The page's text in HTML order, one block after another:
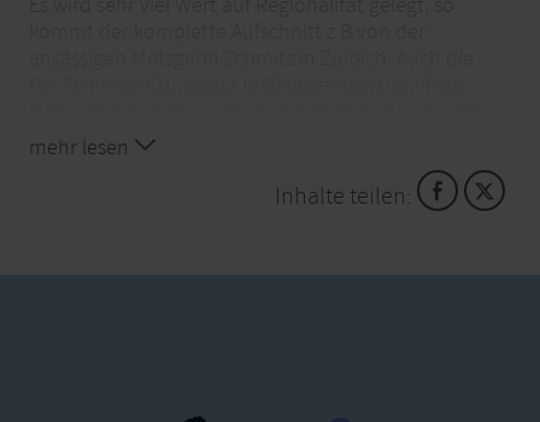
Rochushof von Fam. Goris aus Zülpich ist mit vielen
mehr lesen
Inhalte teilen: